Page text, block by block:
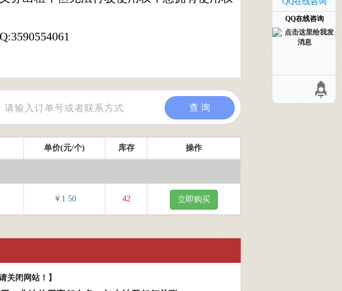
查 询
单价(元/个) 库存 操作
￥1.50 42 立即购买
关闭网站！】
QQ在线咨询